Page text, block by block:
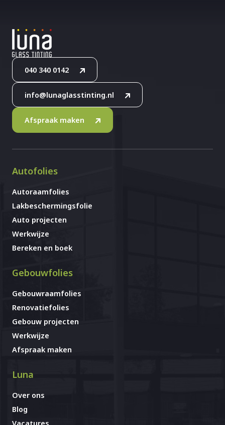
040 340 0142
info@lunaglasstinting.nl
Afspraak maken
Autofolies
Autoraamfolies
Lakbeschermingsfolie
Auto projecten
Werkwijze
Bereken en boek
Gebouwfolies
Gebouwraamfolies
Renovatiefolies
Gebouw projecten
Werkwijze
Afspraak maken
Luna
Over ons
Blog
Vacatures